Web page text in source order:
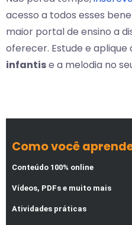
acesso a todos esses
maior portal de ensino a
oferecer. Estude e aplique
infantise a melodia no
Como você
Conteúdo 100% online
Vídeos, PDFs e muito mais
Atividades práticas